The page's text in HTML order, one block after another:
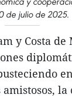
de julio de 2025.
y Costa
la